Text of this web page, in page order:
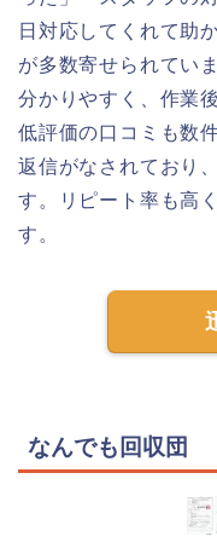
日対応してくれて助
が多数寄せられてい
分かりやすく、作業
低評価の口コミも数
返信がなされており
す。リピート率も高
す。
なんでも回収団